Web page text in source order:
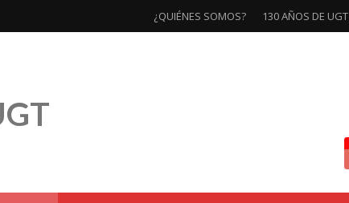
¿QUIÉNES SOMOS? 130 AÑOS DE UGT